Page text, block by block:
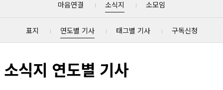
마음연결 소식지 소모임
표지 연도별 기사 태그별 기사 구독신청
소식지 연도별 기사